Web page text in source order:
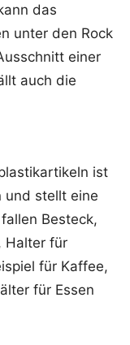
das
unter den Rock
einer
auch die
ist
und stellt eine
Besteck,
Halter für
für Kaffee,
für Essen